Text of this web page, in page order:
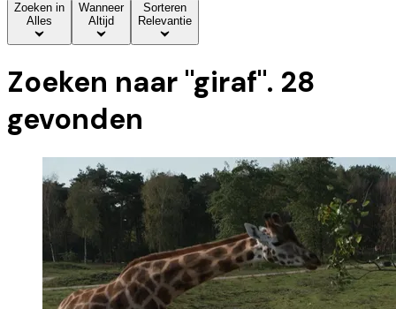
Zoeken in
Alles
Wanneer
Altijd
Sorteren
Relevantie
Zoeken naar "giraf". 28
gevonden